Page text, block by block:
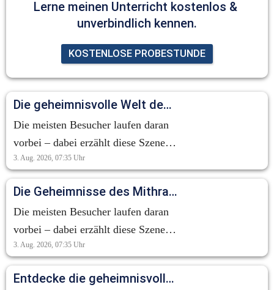
Lerne meinen Unterricht kostenlos &
unverbindlich kennen.
KOSTENLOSE PROBESTUNDE
Die geheimnisvolle Welt des Mithraskults: Ein Blick auf die Tauroktonie
Die meisten Besucher laufen daran
vorbei – dabei erzählt diese Szene
eine der geheimnisvollsten
Geschichten der Antike. Die
sogenannte Tauroktonie zeigt den
Gott Mithras bei der Opferung eines
Stiers. Doch es geht hier nicht um
Gewalt. Für die Anhänger des
Mithraskults symbolisierte diese
Szene neues Leben, Fruchtbarkeit
3. Aug. 2026, 07:35 Uhr
Die Geheimnisse des Mithraskults: Eine antike Erzählung im Verborgenen
Die meisten Besucher laufen daran
vorbei – dabei erzählt diese Szene
eine der geheimnisvollsten
Geschichten der Antike. Die
sogenannte Tauroktonie zeigt den
3. Aug. 2026, 07:35 Uhr
Entdecke die geheimnisvolle Welt des Mithraskults!